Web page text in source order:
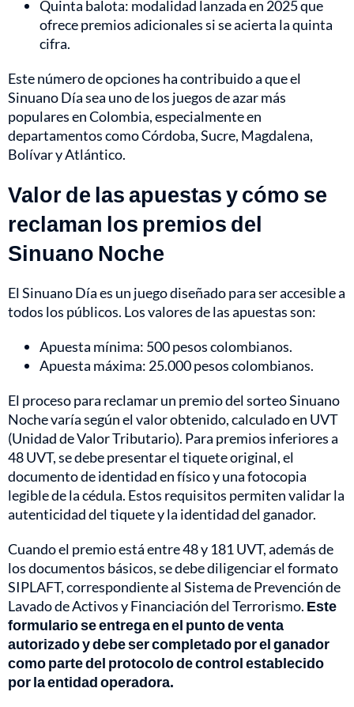
Quinta balota: modalidad lanzada en 2025 que
ofrece premios adicionales si se acierta la quinta
cifra.
Este número de opciones ha contribuido a que el
Sinuano Día sea uno de los juegos de azar más
populares en Colombia, especialmente en
departamentos como Córdoba, Sucre, Magdalena,
Bolívar y Atlántico.
Valor de las apuestas y cómo se
reclaman los premios del
Sinuano Noche
El Sinuano Día es un juego diseñado para ser accesible a
todos los públicos. Los valores de las apuestas son:
Apuesta mínima: 500 pesos colombianos.
Apuesta máxima: 25.000 pesos colombianos.
El proceso para reclamar un premio del sorteo Sinuano
Noche varía según el valor obtenido, calculado en UVT
(Unidad de Valor Tributario). Para premios inferiores a
48 UVT, se debe presentar el tiquete original, el
documento de identidad en físico y una fotocopia
legible de la cédula. Estos requisitos permiten validar la
autenticidad del tiquete y la identidad del ganador.
Cuando el premio está entre 48 y 181 UVT, además de
los documentos básicos, se debe diligenciar el formato
SIPLAFT, correspondiente al Sistema de Prevención de
Lavado de Activos y Financiación del Terrorismo. Este
formulario se entrega en el punto de venta
autorizado y debe ser completado por el ganador
como parte del protocolo de control establecido
por la entidad operadora.